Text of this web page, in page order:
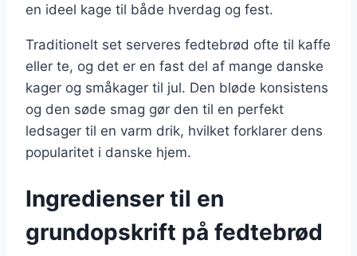
en ideel kage til både hverdag og fest.
Traditionelt set serveres fedtebrød ofte til kaffe
eller te, og det er en fast del af mange danske
kager og småkager til jul. Den bløde konsistens
og den søde smag gør den til en perfekt
ledsager til en varm drik, hvilket forklarer dens
popularitet i danske hjem.
Ingredienser til en
grundopskrift på fedtebrød